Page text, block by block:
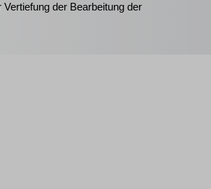
Vertiefung der Bearbeitung der